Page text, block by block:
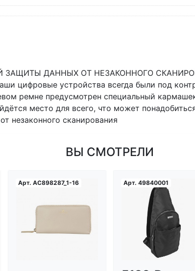
ДАННЫХ ОТ НЕЗАКОННОГО
цифровые устройства всегда были под
ремне предусмотрен специальный
место для всего, что может
незаконного сканирования
ВЫ СМОТРЕЛИ
Арт. AC898287_1-16 Арт. 49840001